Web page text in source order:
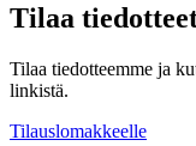
Tilaa
Tilaa tiedotteemme ja
linkistä.
Tilauslomakkeelle